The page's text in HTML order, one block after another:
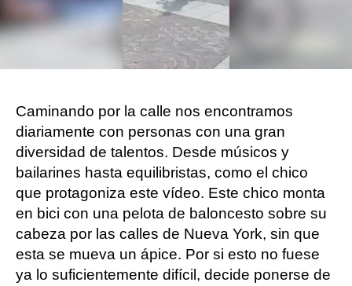
Publicado:04 de noviembre de 2021, 14:56
Facebook Flipboard
Caminando por la calle nos encontramos
diariamente con personas con una gran
diversidad de talentos. Desde músicos y
bailarines hasta equilibristas, como el chico
que protagoniza este vídeo. Este chico monta
en bici con una pelota de baloncesto sobre su
cabeza por las calles de Nueva York, sin que
esta se mueva un ápice. Por si esto no fuese
ya lo suficientemente difícil, decide ponerse de